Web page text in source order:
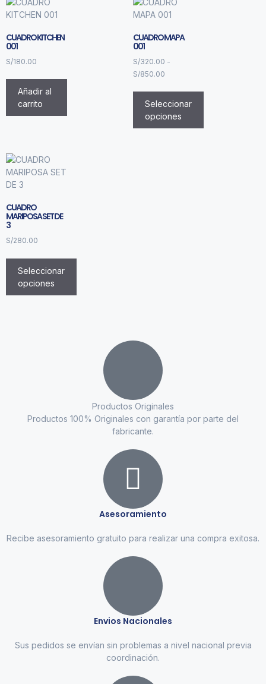
CUADRO KITCHEN
001
S/180.00
Añadir al
carrito
CUADRO MAPA
001
S/320.00 -
S/850.00
Seleccionar
opciones
CUADRO
MARIPOSA SET DE
3
S/280.00
Seleccionar
opciones
Productos Originales
Productos 100% Originales con garantía por parte del
fabricante.
Asesoramiento
Recibe asesoramiento gratuito para realizar una compra exitosa.
Envios Nacionales
Sus pedidos se envían sin problemas a nivel nacional previa
coordinación.